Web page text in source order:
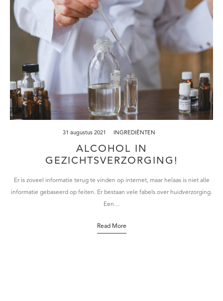
31 augustus 2021 INGREDIËNTEN
ALCOHOL IN
GEZICHTSVERZORGING!
Er is zoveel informatie terug te vinden op internet, maar helaas is niet alle
informatie gebaseerd op feiten. Er bestaan vele fabels over huidverzorging.
Een…
Read More